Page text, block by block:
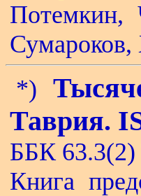
Потемкин,
Сумароков,
*)
Таврия.
ББК 63.3(2)
Книга